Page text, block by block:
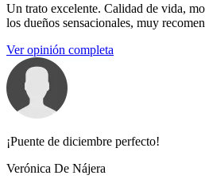
Un trato excelente. Calidad de vida,
los dueños sensacionales, muy
Ver opinión completa
¡Puente de diciembre perfecto!
Verónica De Nájera